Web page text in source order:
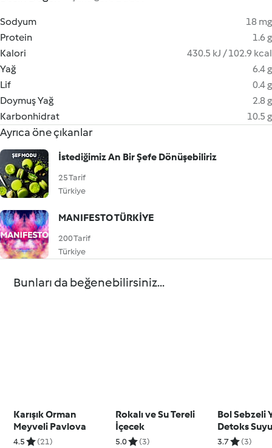
Sodyum
18 mg
Protein
1.6 g
Kalori
430.5 kJ / 102.9 kcal
Yağ
6.4 g
Lif
0.4 g
Doymuş Yağ
2.8 g
Karbonhidrat
10.5 g
Ayrıca öne çıkanlar
İstediğimiz An Bir Şefe Dönüşebiliriz
25 Tarif
Türkiye
MANIFESTO TÜRKİYE
200 Tarif
Türkiye
Bunları da beğenebilirsiniz...
Karışık Orman
Meyveli Pavlova
4.5 (21)
Rokalı ve Su Tereli
İçecek
5.0 (3)
Bol Sebzeli
Detoks
3.7 (3)